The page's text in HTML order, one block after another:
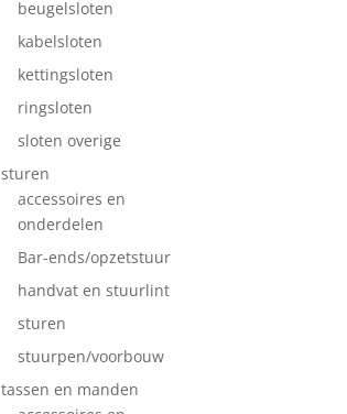
beugelsloten
kabelsloten
kettingsloten
ringsloten
sloten overige
sturen
accessoires en
onderdelen
Bar-ends/opzetstuur
handvat en stuurlint
sturen
stuurpen/voorbouw
tassen en manden